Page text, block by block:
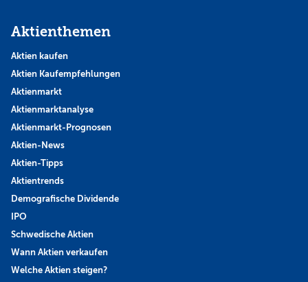
Aktienthemen
Aktien kaufen
Aktien Kaufempfehlungen
Aktienmarkt
Aktienmarktanalyse
Aktienmarkt-Prognosen
Aktien-News
Aktien-Tipps
Aktientrends
Demografische Dividende
IPO
Schwedische Aktien
Wann Aktien verkaufen
Welche Aktien steigen?